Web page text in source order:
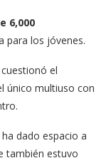
6,000
para los jóvenes.
el
único multiuso con
dado espacio a
también estuvo